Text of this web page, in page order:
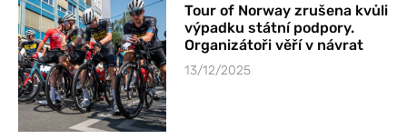
Tour of Norway zrušena kvůli
výpadku státní podpory.
Organizátoři věří v návrat
13/12/2025